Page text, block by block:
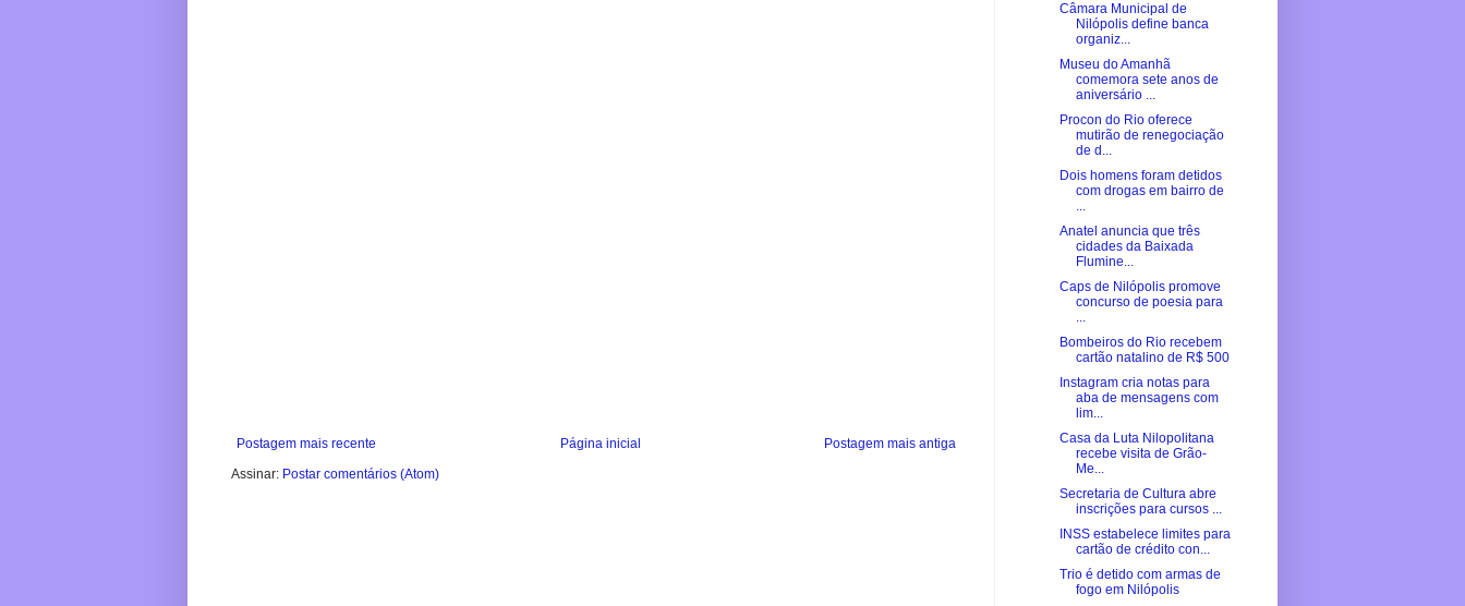
Postagem mais recente Postagem mais antiga
Página inicial
Assinar: Postar comentários (Atom)
Câmara Municipal de
Nilópolis define banca
organiz...
Museu do Amanhã
comemora sete anos de
aniversário ...
Procon do Rio oferece
mutirão de renegociação
de d...
Dois homens foram detidos
com drogas em bairro de
...
Anatel anuncia que três
cidades da Baixada
Flumine...
Caps de Nilópolis promove
concurso de poesia para
...
Bombeiros do Rio recebem
cartão natalino de R$ 500
Instagram cria notas para
aba de mensagens com
lim...
Casa da Luta Nilopolitana
recebe visita de Grão-
Me...
Secretaria de Cultura abre
inscrições para cursos ...
INSS estabelece limites para
cartão de crédito con...
Trio é detido com armas de
fogo em Nilópolis